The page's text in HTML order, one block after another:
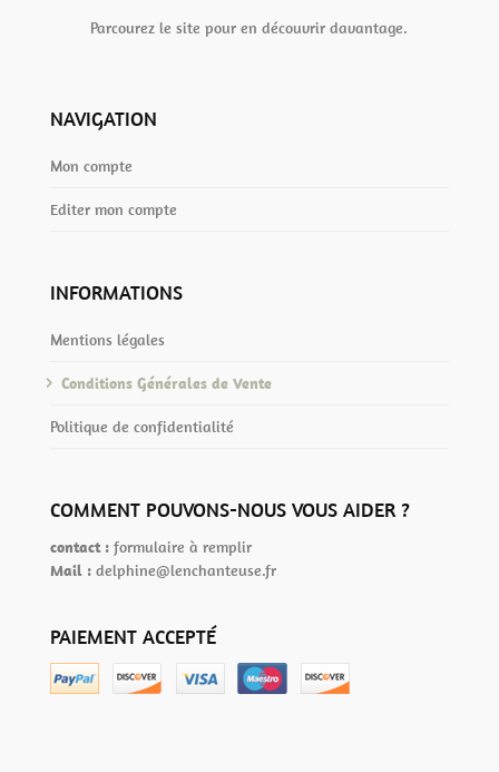
Parcourez le site pour en découvrir davantage.
NAVIGATION
Mon compte
Editer mon compte
INFORMATIONS
Mentions légales
Conditions Générales de Vente
Politique de confidentialité
COMMENT POUVONS-NOUS VOUS AIDER ?
contact : formulaire à remplir
Mail :delphine@lenchanteuse.fr
PAIEMENT ACCEPTÉ